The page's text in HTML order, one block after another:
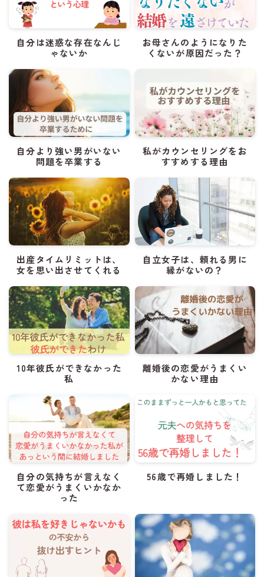
自分は迷惑な存在なんじ
ゃないか
お母さんのようになりた
くないが原因だった？
自分より強い男がいない
問題を卒業する
私がカウンセリングをお
すすめする理由
出産タイムリミットは、
女を思い出させてくれる
自立女子は、頼れる男に
縁がないの？
10年彼氏ができなかった
私
離婚後の恋愛がうまくい
かない理由
自分の気持ちが言えなく
て恋愛がうまくいかなか
った
56歳で再婚しました！